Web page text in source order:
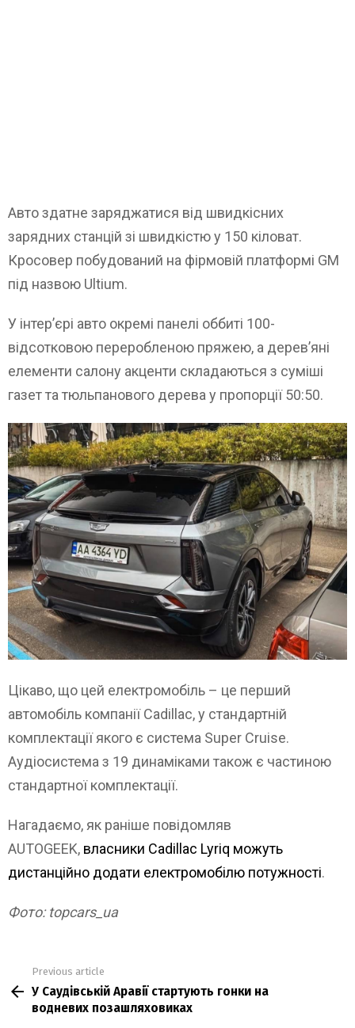
Авто здатне заряджатися від швидкісних
зарядних станцій зі швидкістю у 150 кіловат.
Кросовер побудований на фірмовій платформі GM
під назвою Ultium.
У інтер’єрі авто окремі панелі оббиті 100-
відсотковою переробленою пряжею, а дерев’яні
елементи салону акценти складаються з суміші
газет та тюльпанового дерева у пропорції 50:50.
Цікаво, що цей електромобіль – це перший
автомобіль компанії Cadillac, у стандартній
комплектації якого є система Super Cruise.
Аудіосистема з 19 динаміками також є частиною
стандартної комплектації.
Нагадаємо, як раніше повідомляв
AUTOGEEK, власники Cadillac Lyriq можуть
дистанційно додати електромобілю потужності.
Фото: topcars_ua
more
Previous article
У Саудівській Аравії стартують гонки на
водневих позашляховиках